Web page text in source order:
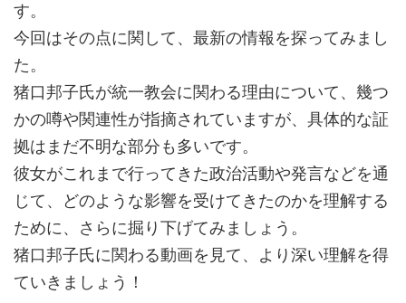
す。
今回はその点に関して、最新の情報を探ってみまし
た。
猪口邦子氏が統一教会に関わる理由について、幾つ
かの噂や関連性が指摘されていますが、具体的な証
拠はまだ不明な部分も多いです。
彼女がこれまで行ってきた政治活動や発言などを通
じて、どのような影響を受けてきたのかを理解する
ために、さらに掘り下げてみましょう。
猪口邦子氏に関わる動画を見て、より深い理解を得
ていきましょう！